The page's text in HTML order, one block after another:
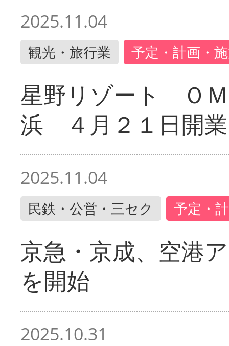
2025.11.04
観光・旅行業 予定・計画・
星野リゾート Ｏ
浜 ４月２１日開業
2025.11.04
民鉄・公営・三セク 予定・
京急・京成、空港
を開始
2025.10.31